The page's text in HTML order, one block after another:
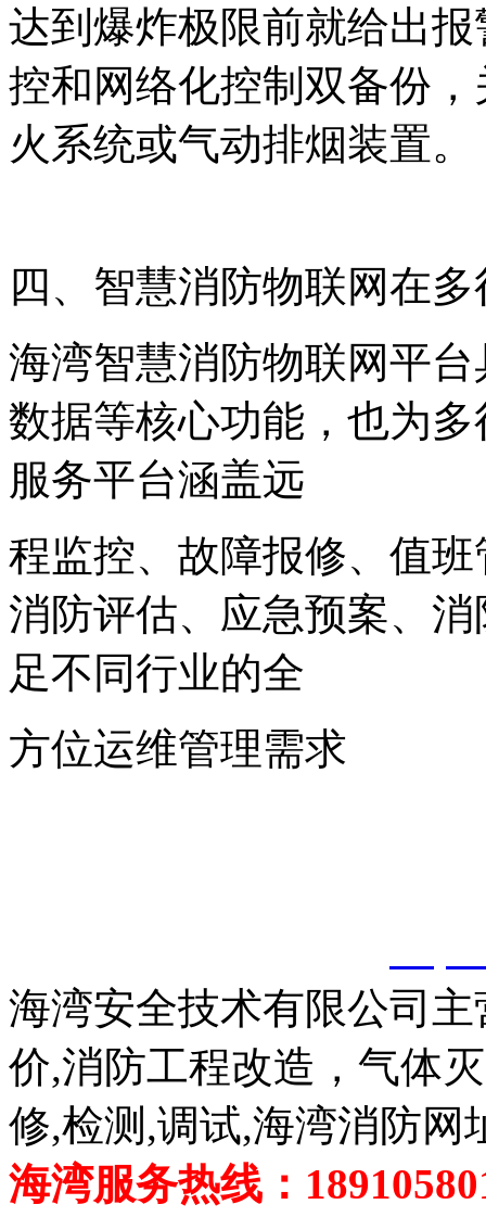
达到爆炸极限前就给出
控和网络化控制双备份
火系统或气动排烟装置。
四、智慧消防物联网在
海湾智慧消防物联网平
数据等核心功能，也为
服务平台涵盖远
程监控、故障报修、值
消防评估、应急预案、
足不同行业的全
方位运维管理需求
海湾安全技术有限公司
价,消防工程改造，气体
修,检测,调试,海湾消防网
海湾服务热线：